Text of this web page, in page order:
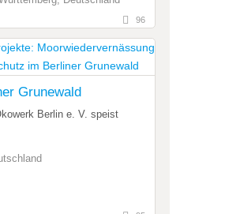
96
Grunewald
Berlin e. V. speist